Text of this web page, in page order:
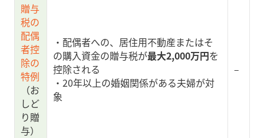
贈与
税の
配偶
者控
除の
特例
（お
しど
り贈
与）
・配偶者への、居住用不動産またはそ
の購入資金の贈与税が最大2,000万円を
控除される
・20年以上の婚姻関係がある夫婦が対
象
–